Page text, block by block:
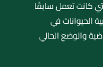
كانت تعمل سابقًا
الحيوانات في
تاريخ الـ 200 عام الماضية والوضع الحالي